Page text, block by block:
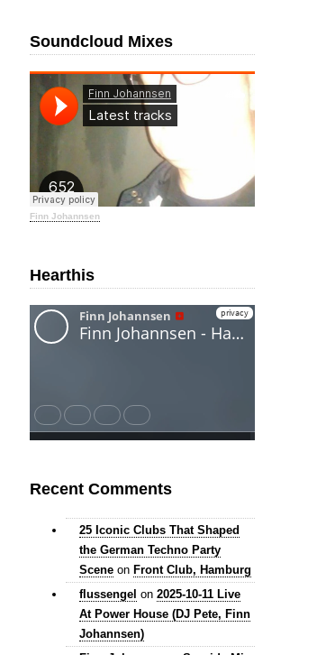
Soundcloud Mixes
Finn Johannsen
Hearthis
Recent Comments
25 Iconic Clubs That Shaped
the German Techno Party
Scene on Front Club, Hamburg
flussengel on 2025-10-11 Live
At Power House (DJ Pete, Finn
Johannsen)